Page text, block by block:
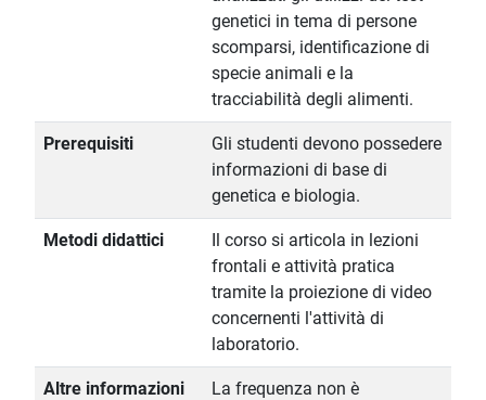
genetici in tema di persone
scomparsi, identificazione di
specie animali e la
tracciabilità degli alimenti.
Prerequisiti
Gli studenti devono possedere
informazioni di base di
genetica e biologia.
Metodi didattici
Il corso si articola in lezioni
frontali e attività pratica
tramite la proiezione di video
concernenti l'attività di
laboratorio.
Altre informazioni
La frequenza non è